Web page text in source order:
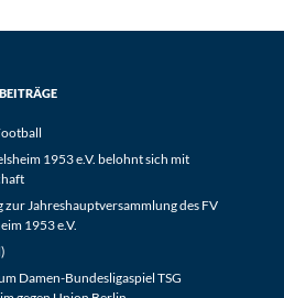
1953 e.V. belohnt sich mit
zur Jahreshauptversammlung des FV
1953 e.V.
Damen-Bundesligaspiel TSG